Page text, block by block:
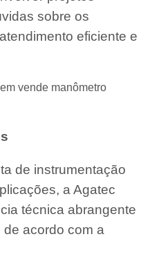
sobre os
eficiente e
vende manômetro
de instrumentação
a Agatec
técnica abrangente
acordo com a